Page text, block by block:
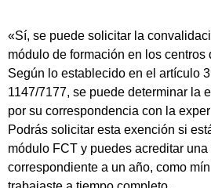
«Sí, se puede solicitar la
módulo de formación en los centros
Según lo establecido en el artículo
1147/7177, se puede determinar la
por su correspondencia con la
Podrás solicitar esta exención si
módulo FCT y puedes acreditar una
correspondiente a un año, como